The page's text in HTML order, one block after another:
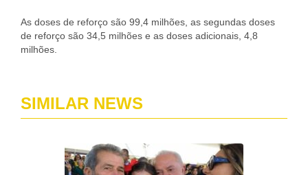
As doses de reforço são 99,4 milhões, as segundas doses
de reforço são 34,5 milhões e as doses adicionais, 4,8
milhões.
SIMILAR NEWS